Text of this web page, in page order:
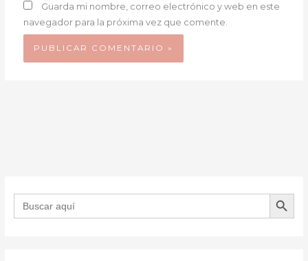
Guarda mi nombre, correo electrónico y web en este
navegador para la próxima vez que comente.
Buscar: BOTÓN DE